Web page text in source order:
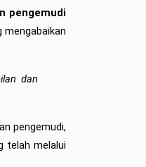
pengemudi
dan
pengemudi,
telah melalui